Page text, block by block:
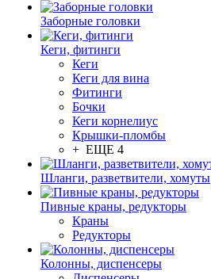
Заборные головки
Кеги, фитинги
Кеги
Кеги для вина
Фитинги
Бочки
Кеги корнелиус
Крышки-пломбы
+ ЕЩЕ 4
Шланги, разветвители, хомуты
Пивные краны, редукторы
Краны
Редукторы
Колонны, диспенсеры